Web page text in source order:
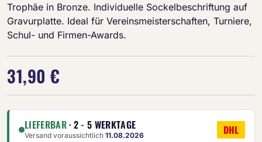
Trophäe in Bronze. Individuelle Sockelbeschriftung auf
Gravurplatte. Ideal für Vereinsmeisterschaften, Turniere,
Schul- und Firmen-Awards.
31,90 €
LIEFERBAR· 2 - 5 WERKTAGE
Versand voraussichtlich 11.08.2026 DHL